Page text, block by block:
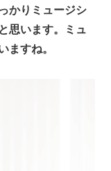
かりミュージシ
思います。ミュ
すね。